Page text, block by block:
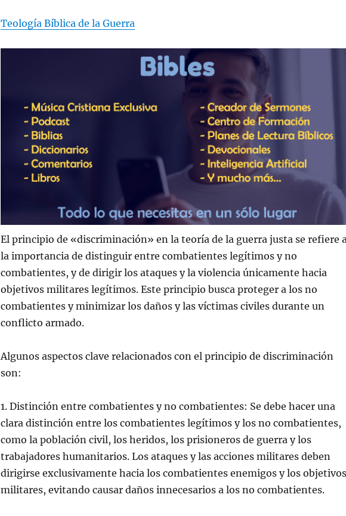
Teología Bíblica de la Guerra
El principio de «discriminación» en la teoría de la guerra justa se refiere
la importancia de distinguir entre combatientes legítimos y no
combatientes, y de dirigir los ataques y la violencia únicamente hacia
objetivos militares legítimos. Este principio busca proteger a los no
combatientes y minimizar los daños y las víctimas civiles durante un
conflicto armado.
Algunos aspectos clave relacionados con el principio de discriminación
son:
1. Distinción entre combatientes y no combatientes: Se debe hacer una
clara distinción entre los combatientes legítimos y los no combatientes,
como la población civil, los heridos, los prisioneros de guerra y los
trabajadores humanitarios. Los ataques y las acciones militares deben
dirigirse exclusivamente hacia los combatientes enemigos y los objetivos
militares, evitando causar daños innecesarios a los no combatientes.